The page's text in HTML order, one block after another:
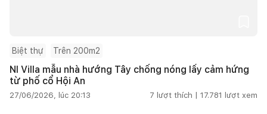
Biệt thự Trên 200m2
NI Villa mẫu nhà hướng Tây chống nóng lấy cảm hứng
từ phố cổ Hội An
27/06/2026, lúc 20:13 7 lượt thích | 17.781 lượt xem